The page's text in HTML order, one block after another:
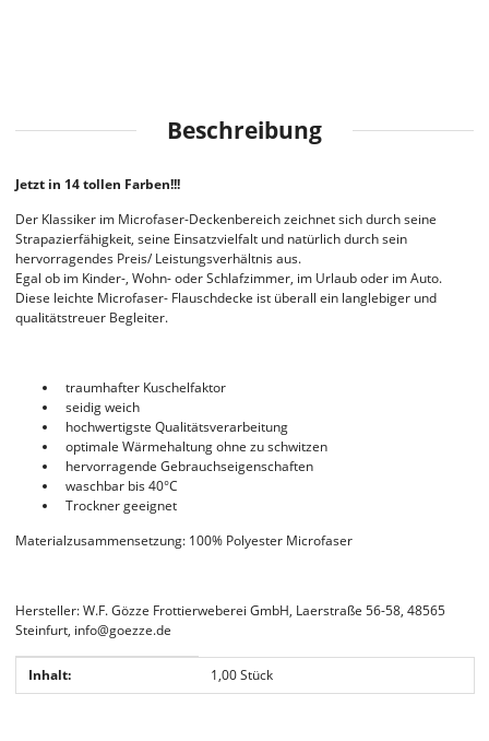
Beschreibung
Jetzt in 14 tollen Farben!!!
Der Klassiker im Microfaser-Deckenbereich zeichnet sich durch seine
Strapazierfähigkeit, seine Einsatzvielfalt und natürlich durch sein
hervorragendes Preis/ Leistungsverhältnis aus.
Egal ob im Kinder-, Wohn- oder Schlafzimmer, im Urlaub oder im Auto.
Diese leichte Microfaser- Flauschdecke ist überall ein langlebiger und
qualitätstreuer Begleiter.
traumhafter Kuschelfaktor
seidig weich
hochwertigste Qualitätsverarbeitung
optimale Wärmehaltung ohne zu schwitzen
hervorragende Gebrauchseigenschaften
waschbar bis 40°C
Trockner geeignet
Materialzusammensetzung: 100% Polyester Microfaser
Hersteller: W.F. Gözze Frottierweberei GmbH, Laerstraße 56-58, 48565
Steinfurt, info@goezze.de
Produkteigenschaft
Wert
Inhalt: 1,00 Stück